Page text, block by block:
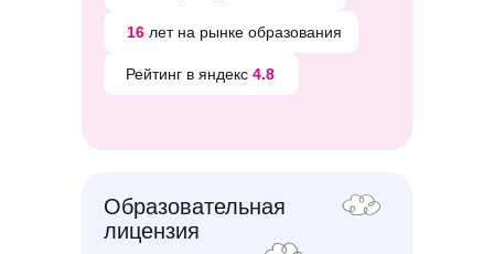
Образовательная
лицензия
16 лет на рынке образования
Рейтинг в яндекс 4.8